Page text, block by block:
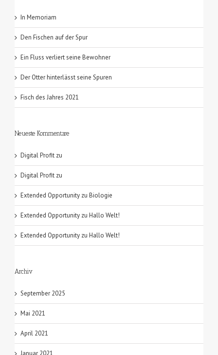
In Memoriam
Den Fischen auf der Spur
Ein Fluss verliert seine Bewohner
Der Otter hinterlässt seine Spuren
Fisch des Jahres 2021
Neueste Kommentare
Digital Profit zu
Digital Profit zu
Extended Opportunity zu Biologie
Extended Opportunity zu Hallo Welt!
Extended Opportunity zu Hallo Welt!
Archiv
September 2025
Mai 2021
April 2021
Januar 2021